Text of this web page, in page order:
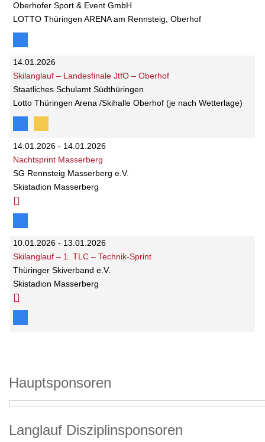
Oberhofer Sport & Event GmbH
LOTTO Thüringen ARENA am Rennsteig, Oberhof
14.01.2026
Skilanglauf – Landesfinale JtfO – Oberhof
Staatliches Schulamt Südthüringen
Lotto Thüringen Arena /Skihalle Oberhof (je nach Wetterlage)
14.01.2026 - 14.01.2026
Nachtsprint Masserberg
SG Rennsteig Masserberg e.V.
Skistadion Masserberg
10.01.2026 - 13.01.2026
Skilanglauf – 1. TLC – Technik-Sprint
Thüringer Skiverband e.V.
Skistadion Masserberg
Hauptsponsoren
Langlauf Disziplinsponsoren